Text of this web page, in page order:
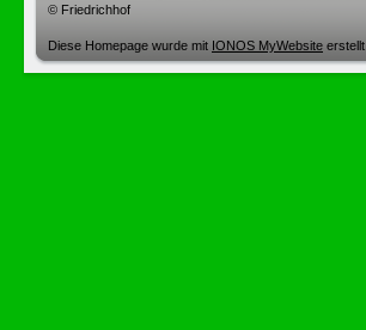
© Friedrichhof
Diese Homepage wurde mit IONOS MyWebsite erstellt.